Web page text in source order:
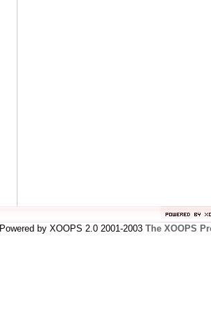
Powered by XOOPS 2.0 2001-2003 The XOOPS